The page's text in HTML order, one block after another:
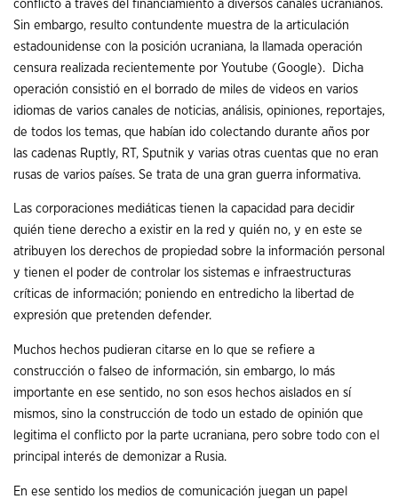
conflicto a través del financiamiento a diversos canales ucranianos.
Sin embargo, resulto contundente muestra de la articulación
estadounidense con la posición ucraniana, la llamada operación
censura realizada recientemente por Youtube (Google). Dicha
operación consistió en el borrado de miles de videos en varios
idiomas de varios canales de noticias, análisis, opiniones, reportajes,
de todos los temas, que habían ido colectando durante años por
las cadenas Ruptly, RT, Sputnik y varias otras cuentas que no eran
rusas de varios países. Se trata de una gran guerra informativa.
Las corporaciones mediáticas tienen la capacidad para decidir
quién tiene derecho a existir en la red y quién no, y en este se
atribuyen los derechos de propiedad sobre la información personal
y tienen el poder de controlar los sistemas e infraestructuras
críticas de información; poniendo en entredicho la libertad de
expresión que pretenden defender.
Muchos hechos pudieran citarse en lo que se refiere a
construcción o falseo de información, sin embargo, lo más
importante en ese sentido, no son esos hechos aislados en sí
mismos, sino la construcción de todo un estado de opinión que
legitima el conflicto por la parte ucraniana, pero sobre todo con el
principal interés de demonizar a Rusia.
En ese sentido los medios de comunicación juegan un papel